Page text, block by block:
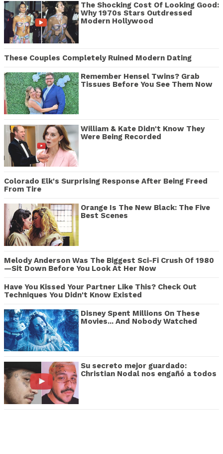
The Shocking Cost Of Looking Good:
Why 1970s Stars Outdressed
Modern Hollywood
These Couples Completely Ruined Modern Dating
Remember Hensel Twins? Grab
Tissues Before You See Them Now
William & Kate Didn't Know They
Were Being Recorded
Colorado Elk's Surprising Response After Being Freed
From Tire
Orange Is The New Black: The Five
Best Scenes
Melody Anderson Was The Biggest Sci-Fi Crush Of 1980
—Sit Down Before You Look At Her Now
Have You Kissed Your Partner Like This? Check Out
Techniques You Didn't Know Existed
Disney Spent Millions On These
Movies... And Nobody Watched
Su secreto mejor guardado:
Christian Nodal nos engañó a todos